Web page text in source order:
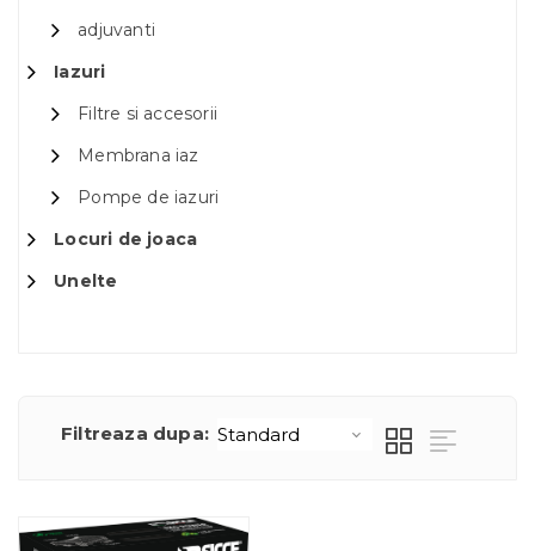
adjuvanti
Iazuri
Filtre si accesorii
Membrana iaz
Pompe de iazuri
Locuri de joaca
Unelte
Filtreaza dupa: